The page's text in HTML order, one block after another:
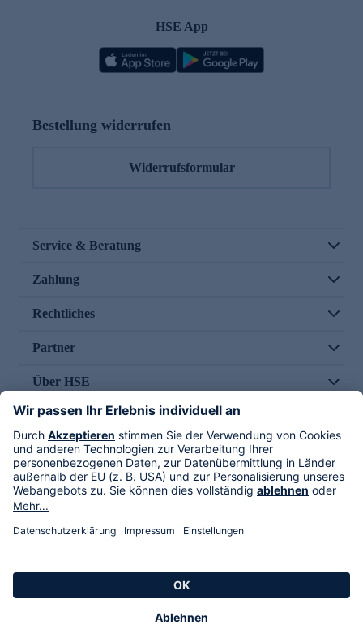
HSE App
Bestellung widerrufen
Widerrufsformular
Service & Beratung
Zahlung
Rechtliches
Partner
Über HSE
Im TV
HSE International